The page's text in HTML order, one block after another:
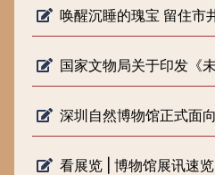
唤醒沉睡的瑰宝 留住市井的烟火
国家文物局关于印发《未定级民居类文物
深圳自然博物馆正式面
看展览 | 博物馆展讯速览